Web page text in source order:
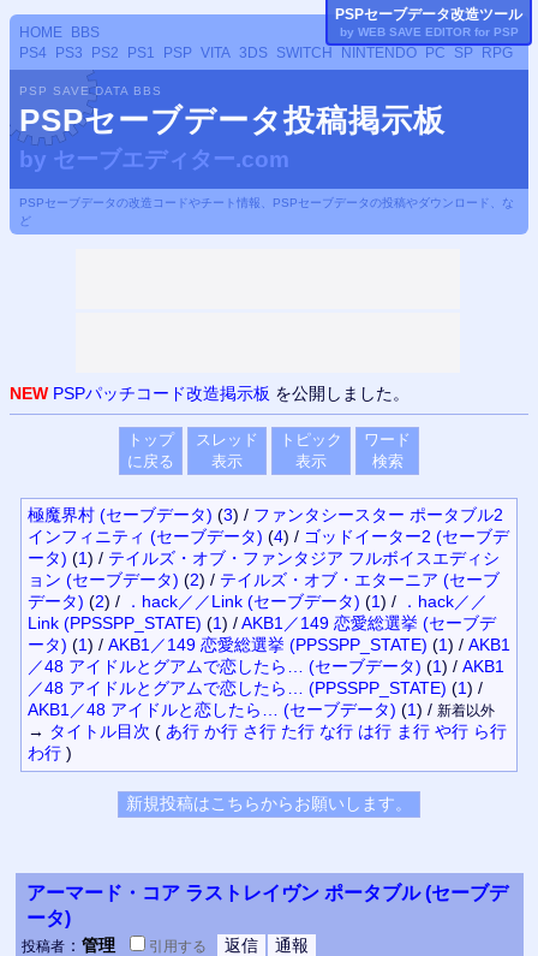
HOME
BBS
PS4
PS3 PS2 PS1 PSP VITA 3DS SWITCH NINTENDO PC SP RPG
PSP SAVE DATA BBS
PSPセーブデータ投稿掲示板
by セーブエディター.com
PSPセーブデータの改造コードやチート情報、PSPセーブデータの投稿やダウンロード、な
ど
NEW PSPパッチコード改造掲示板 を公開しました。
トップ
に戻る
スレッド
表示
トピック
表示
ワード
検索
極魔界村 (セーブデータ) (3) / ファンタシースター ポータブル2
インフィニティ (セーブデータ) (4) / ゴッドイーター2 (セーブデ
ータ) (1) / テイルズ・オブ・ファンタジア フルボイスエディシ
ョン (セーブデータ) (2) / テイルズ・オブ・エターニア (セーブ
データ) (2) / ．hack／／Link (セーブデータ) (1) /
．hack／／
Link (PPSSPP_STATE) (1) /AKB1／149 恋愛総選挙 (セーブデ
ータ) (1) / AKB1／149 恋愛総選挙 (PPSSPP_STATE) (1) / AKB1
／48 アイドルとグアムで恋したら… (セーブデータ) (1) / AKB1
／48 アイドルとグアムで恋したら… (PPSSPP_STATE) (1) /
AKB1／48 アイドルと恋したら… (セーブデータ) (1) / 新着以外
→ タイトル目次 ( あ行 か行 さ行 た行 な行 は行 ま行 や行 ら行
わ行 )
アーマード・コア ラストレイヴン ポータブル (セーブデ
ータ)
投稿者： 管理 引用する
PSPセーブデータ改造ツール
by WEB SAVE EDITOR for PSP